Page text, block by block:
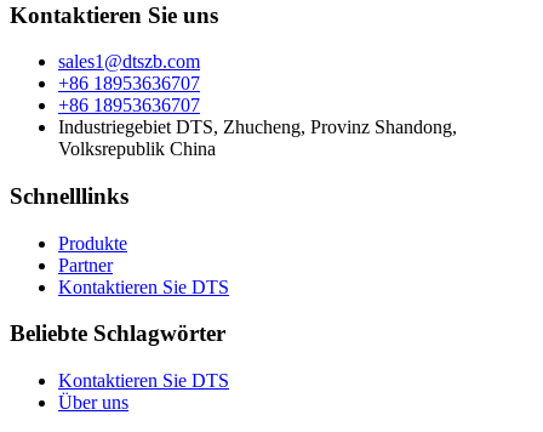
Kontaktieren Sie uns
sales1@dtszb.com
+86 18953636707
+86 18953636707
Industriegebiet DTS, Zhucheng, Provinz Shandong,
Volksrepublik China
Schnelllinks
Produkte
Partner
Kontaktieren Sie DTS
Beliebte Schlagwörter
Kontaktieren Sie DTS
Über uns